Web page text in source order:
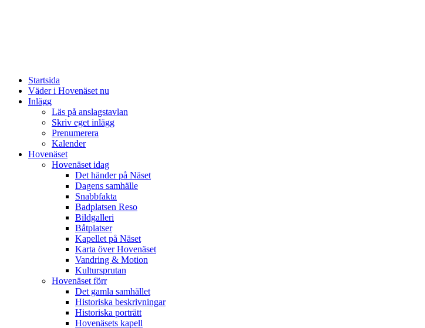
Startsida
Väder i Hovenäset nu
Inlägg
Läs på anslagstavlan
Skriv eget inlägg
Prenumerera
Kalender
Hovenäset
Hovenäset idag
Det händer på Näset
Dagens samhälle
Snabbfakta
Badplatsen Reso
Bildgalleri
Båtplatser
Kapellet på Näset
Karta över Hovenäset
Vandring & Motion
Kultursprutan
Hovenäset förr
Det gamla samhället
Historiska beskrivningar
Historiska porträtt
Hovenäsets kapell